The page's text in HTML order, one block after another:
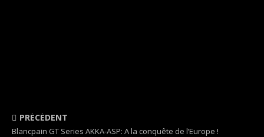
PRÉCÉDENT
Blancpain GT Series AKKA-ASP: A la conquête de l’Europe !